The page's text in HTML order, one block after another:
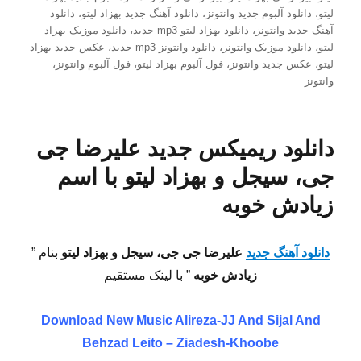
لیتو، دانلود آلبوم جدید وانتونز ، دانلود آهنگ جدید بهزاد لیتو، دانلود
آهنگ جدید وانتونز ، دانلود بهزاد لیتو mp3 جدید ، دانلود موزیک بهزاد
لیتو، دانلود موزیک وانتونز ، دانلود وانتونز mp3 جدید ، عکس جدید بهزاد
لیتو، عکس جدید وانتونز ،فول آلبوم بهزاد لیتو،فول آلبوم وانتونز ،
وانتونز
دانلود ریمیکس جدید علیرضا جی
جی، سیجل و بهزاد لیتو با اسم
زیادش خوبه
دانلود آهنگ جدید علیرضا جی جی، سیجل و بهزاد لیتو بنام ”
زیادش خوبه ” با لینک مستقیم
Download New MusicAlireza-JJ And Sijal And
Behzad Leito – Ziadesh-Khoobe